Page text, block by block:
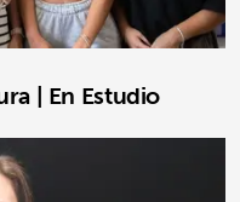
| En Estudio